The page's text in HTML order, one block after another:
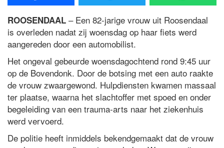
ROOSENDAAL – Een 82-jarige vrouw uit Roosendaal
is overleden nadat zij woensdag op haar fiets werd
aangereden door een automobilist.
Het ongeval gebeurde woensdagochtend rond 9:45 uur
op de Bovendonk. Door de botsing met een auto raakte
de vrouw zwaargewond. Hulpdiensten kwamen massaal
ter plaatse, waarna het slachtoffer met spoed en onder
begeleiding van een trauma-arts naar het ziekenhuis
werd vervoerd.
De politie heeft inmiddels bekendgemaakt dat de vrouw